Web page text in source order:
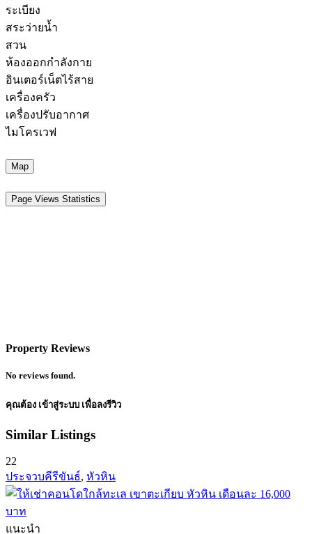
ระเบียง
สระว่ายน้ำ
สวน
ห้องออกกำลังกาย
อินเตอร์เน็ตไร้สาย
เครื่องครัว
เครื่องปรับอากาศ
ไมโครเวฟ
Map
Page Views Statistics
Property Reviews
No reviews found.
คุณต้อง เข้าสู่ระบบ เพื่อลงรีวิว
Similar Listings
22
ประจวบคีรีขันธ์, หัวหิน
แนะนำ